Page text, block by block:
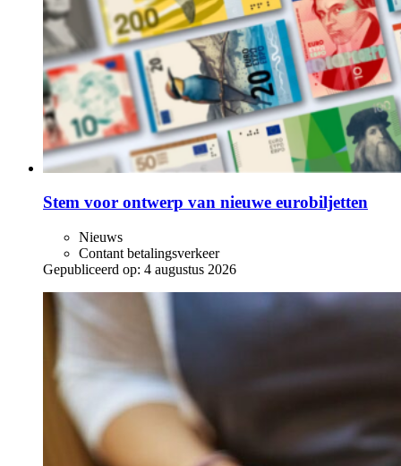
Stem voor ontwerp van nieuwe eurobiljetten
Nieuws
Contant betalingsverkeer
Gepubliceerd op: 4 augustus 2026